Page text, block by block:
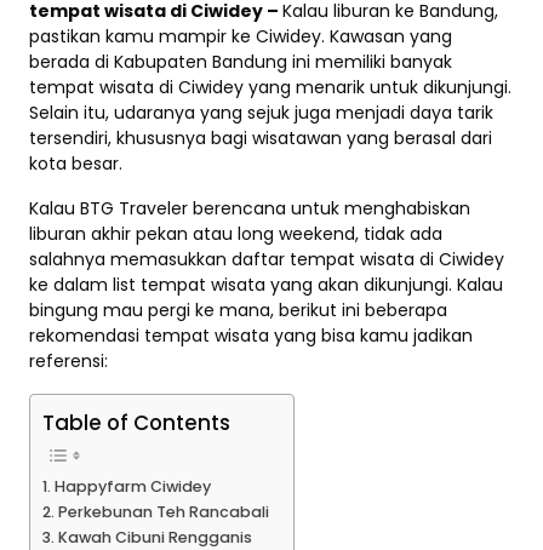
tempat wisata di Ciwidey – Kalau liburan ke Bandung,
pastikan kamu mampir ke Ciwidey. Kawasan yang
berada di Kabupaten Bandung ini memiliki banyak
tempat wisata di Ciwidey yang menarik untuk dikunjungi.
Selain itu, udaranya yang sejuk juga menjadi daya tarik
tersendiri, khususnya bagi wisatawan yang berasal dari
kota besar.
Kalau BTG Traveler berencana untuk menghabiskan
liburan akhir pekan atau long weekend, tidak ada
salahnya memasukkan daftar tempat wisata di Ciwidey
ke dalam list tempat wisata yang akan dikunjungi. Kalau
bingung mau pergi ke mana, berikut ini beberapa
rekomendasi tempat wisata yang bisa kamu jadikan
referensi:
Table of Contents
1. Happyfarm Ciwidey
2. Perkebunan Teh Rancabali
3. Kawah Cibuni Rengganis